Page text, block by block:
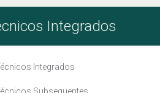
Integrados
Integrados